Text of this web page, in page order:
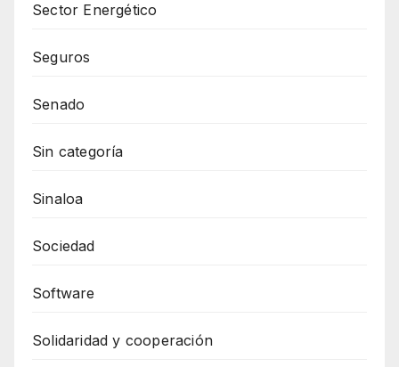
Sector Energético
Seguros
Senado
Sin categoría
Sinaloa
Sociedad
Software
Solidaridad y cooperación